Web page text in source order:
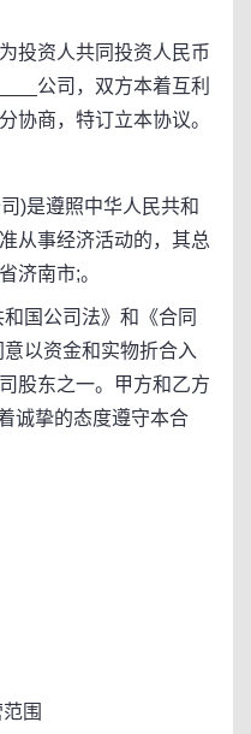
资人共同投资人民币
公司，双方本着互利
协商，特订立本协议。
是遵照中华人民共和
从事经济活动的，其总
济南市;。
国公司法》和《合同
以资金和实物折合入
股东之一。甲方和乙方
诚挚的态度遵守本合
围